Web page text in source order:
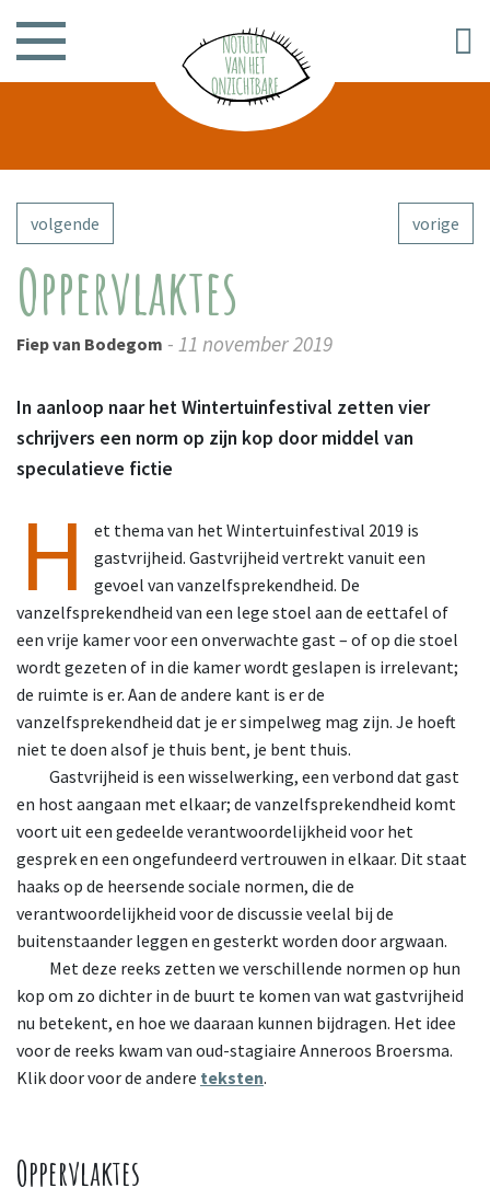
volgende vorige
Oppervlaktes
Fiep van Bodegom - 11 november 2019
In aanloop naar het Wintertuinfestival zetten vier
schrijvers een norm op zijn kop door middel van
speculatieve fictie
H
et thema van het Wintertuinfestival 2019 is
gastvrijheid. Gastvrijheid vertrekt vanuit een
gevoel van vanzelfsprekendheid. De
vanzelfsprekendheid van een lege stoel aan de eettafel of
een vrije kamer voor een onverwachte gast – of op die stoel
wordt gezeten of in die kamer wordt geslapen is irrelevant;
de ruimte is er. Aan de andere kant is er de
vanzelfsprekendheid dat je er simpelweg mag zijn. Je hoeft
niet te doen alsof je thuis bent, je bent thuis.
Gastvrijheid is een wisselwerking, een verbond dat gast
en host aangaan met elkaar; de vanzelfsprekendheid komt
voort uit een gedeelde verantwoordelijkheid voor het
gesprek en een ongefundeerd vertrouwen in elkaar. Dit staat
haaks op de heersende sociale normen, die de
verantwoordelijkheid voor de discussie veelal bij de
buitenstaander leggen en gesterkt worden door argwaan.
Metdeze reeks zetten we verschillende normen op hun
kop om zo dichter in de buurt te komen van wat gastvrijheid
nu betekent, en hoe we daaraan kunnen bijdragen. Het idee
voor de reeks kwam van oud-stagiaire Anneroos Broersma.
Klik door voor de andere teksten.
Oppervlaktes